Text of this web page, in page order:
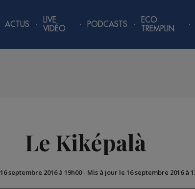
ACTUS
LIVE
VIDÉO
PODCASTS
ECO
TREMPLIN
Le Kiképalà
16 septembre 2016 à 19h00- Mis à jour le 16 septembre 2016 à